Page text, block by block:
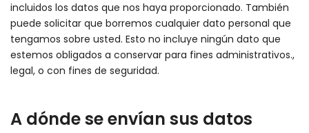
incluidos los datos que nos haya proporcionado. También
puede solicitar que borremos cualquier dato personal que
tengamos sobre usted. Esto no incluye ningún dato que
estemos obligados a conservar para fines administrativos.,
legal, o con fines de seguridad.
A dónde se envían sus datos